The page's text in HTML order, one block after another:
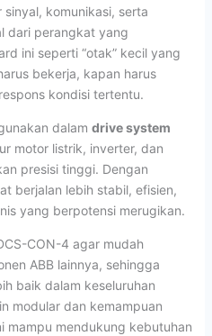
komunikasi, serta
dari perangkat yang
ini seperti “otak” kecil yang
bekerja, kapan harus
kondisi tertentu.
dalam drive system
motor listrik, inverter, dan
presisi tinggi. Dengan
berjalan lebih stabil, efisien,
yang berpotensi merugikan.
CON-4 agar mudah
ABB lainnya, sehingga
baik dalam keseluruhan
modular dan kemampuan
mampu mendukung kebutuhan